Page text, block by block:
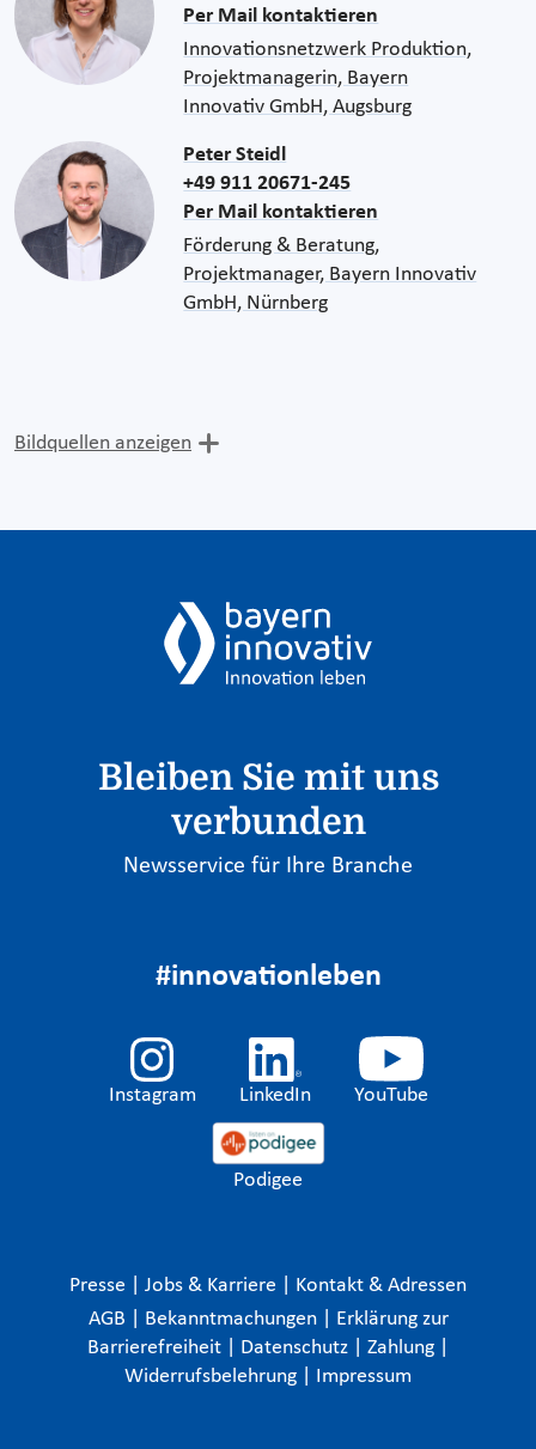
Per Mail kontaktieren
Innovationsnetzwerk Produktion,
Projektmanagerin, Bayern
Innovativ GmbH, Augsburg
Peter Steidl
+49 911 20671-245
Per Mail kontaktieren
Förderung & Beratung,
Projektmanager, Bayern Innovativ
GmbH, Nürnberg
Bildquellen anzeigen
Bleiben Sie mit uns
verbunden
Newsservice für Ihre Branche
#innovationleben
Instagram LinkedIn YouTube
Podigee
Presse Jobs & Karriere
Kontakt & Adressen
AGB
Bekanntmachungen
Erklärung zur
Barrierefreiheit
Datenschutz Zahlung
Widerrufsbelehrung
Impressum